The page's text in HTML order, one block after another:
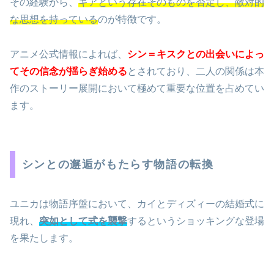
その経験から、 ギアという存在そのものを否定し、敵対的
な思想を持っているのが特徴です。
アニメ公式情報によれば、 シン＝キスクとの出会いによっ
てその信念が揺らぎ始める とされており、二人の関係は本
作のストーリー展開において極めて重要な位置を占めてい
ます。
シンとの邂逅がもたらす物語の転換
ユニカは物語序盤において、カイとディズィーの結婚式に
現れ、 突如として式を襲撃するというショッキングな登場
を果たします。